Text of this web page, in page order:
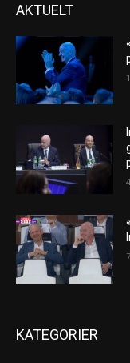
AKTUELT
KATEGORIER